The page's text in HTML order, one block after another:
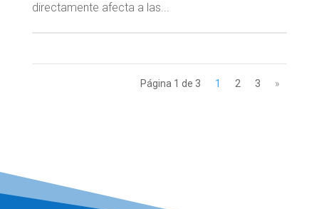
directamente afecta a las...
Página 1 de 3 1 2 3 »